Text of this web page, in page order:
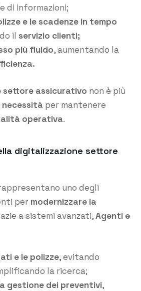
di informazioni;
e le scadenze in tempo
il servizio clienti;
più fluido, aumentando la
settore assicurativo non è più
necessità per mantenere
operativa.
digitalizzazione settore
uno degli
per modernizzare la
a sistemi avanzati,Agenti e
e le polizze, evitando
la ricerca;
gestione dei preventivi,